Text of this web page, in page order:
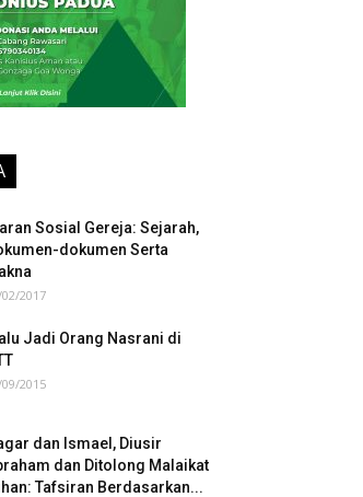
Sosial Gereja: Sejarah,
dokumen Serta
2017
Jadi Orang Nasrani di
2015
dan Ismael, Diusir
dan Ditolong Malaikat
Tafsiran Berdasarkan...